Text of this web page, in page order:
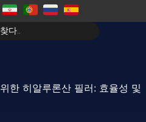
한 히알루론산 필러: 효율성 및